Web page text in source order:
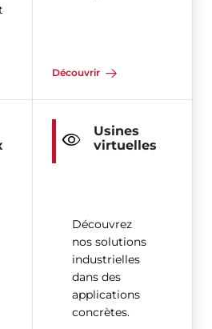
Découvrir
Usines
virtuelles
Découvrez
nos solutions
industrielles
dans des
applications
concrètes.